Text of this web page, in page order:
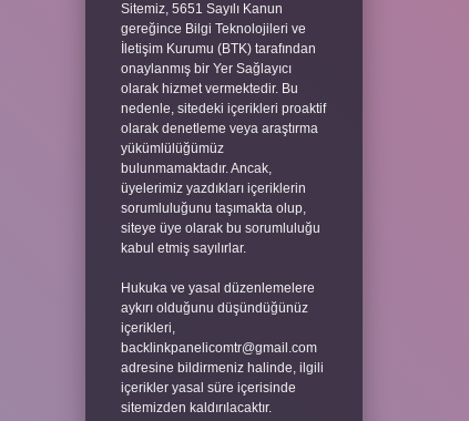
Sitemiz, 5651 Sayılı Kanun
gereğince Bilgi Teknolojileri ve
İletişim Kurumu (BTK) tarafından
onaylanmış bir Yer Sağlayıcı
olarak hizmet vermektedir. Bu
nedenle, sitedeki içerikleri proaktif
olarak denetleme veya araştırma
yükümlülüğümüz
bulunmamaktadır. Ancak,
üyelerimiz yazdıkları içeriklerin
sorumluluğunu taşımakta olup,
siteye üye olarak bu sorumluluğu
kabul etmiş sayılırlar.
Hukuka ve yasal düzenlemelere
aykırı olduğunu düşündüğünüz
içerikleri,
backlinkpanelicomtr@gmail.com
adresine bildirmeniz halinde, ilgili
içerikler yasal süre içerisinde
sitemizden kaldırılacaktır.